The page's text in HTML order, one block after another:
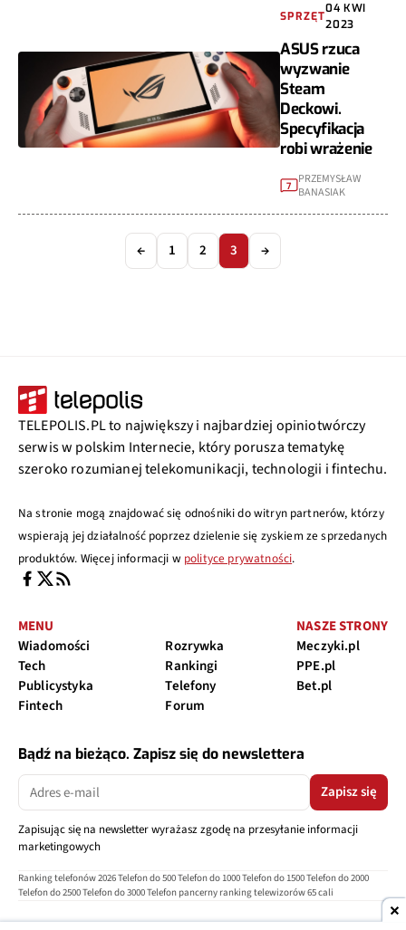
SPRZĘT
04 KWI
2023
ASUS rzuca
wyzwanie
Steam
Deckowi.
Specyfikacja
robi wrażenie
7
PRZEMYSŁAW
BANASIAK
← 1 2 3 →
TELEPOLIS.PL to największy i najbardziej opiniotwórczy
serwis w polskim Internecie, który porusza tematykę
szeroko rozumianej telekomunikacji, technologii i fintechu.
Na stronie mogą znajdować się odnośniki do witryn partnerów, którzy
wspierają jej działalność poprzez dzielenie się zyskiem ze sprzedanych
produktów. Więcej informacji w polityce prywatności.
MENU
Wiadomości
Tech
Publicystyka
Fintech
Rozrywka
Rankingi
Telefony
Forum
NASZE STRONY
Meczyki.pl
PPE.pl
Bet.pl
Bądź na bieżąco. Zapisz się do newslettera
Zapisz się
Zapisując się na newsletter wyrażasz zgodę na przesyłanie informacji
marketingowych
Ranking telefonów 2026Telefon do 500Telefon do 1000Telefon do 1500Telefon do 2000
Telefon do 2500Telefon do 3000Telefon pancerny ranking telewizorów 65 cali